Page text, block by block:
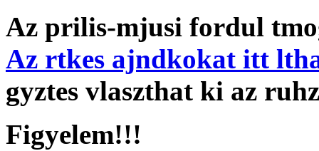
Az prilis-mjusi fordul
Az rtkes ajndkokat itt
gyztes vlaszthat ki az
Figyelem!!!